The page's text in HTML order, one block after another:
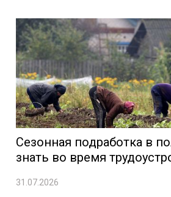
Сезонная подработка в
знать во время
31.07.2026